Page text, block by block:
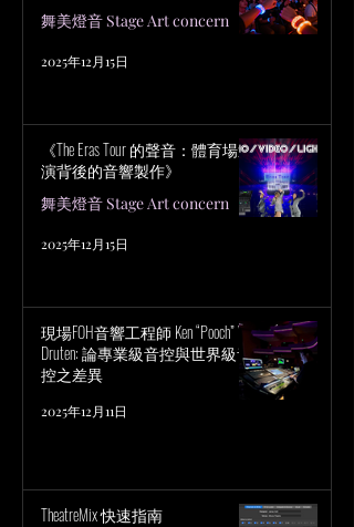
舞美燈音 Stage Art concern
2025年12月15日
《The Eras Tour 的聲音：體育場巡
演背後的音響製作》
舞美燈音 Stage Art concern
2025年12月15日
現場FOH音響工程師 Ken “Pooch” Van
Druten: 論專業級音控與世界級音
控之差異
2025年12月11日
TheatreMix 快速指南